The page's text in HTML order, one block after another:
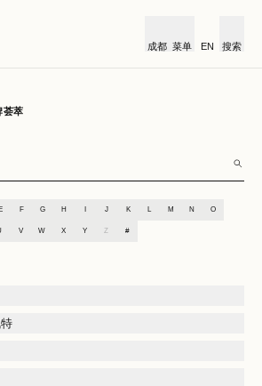
成都 菜单 EN 搜索
荟萃
E F G H J K L M N O
V W X Y Z #